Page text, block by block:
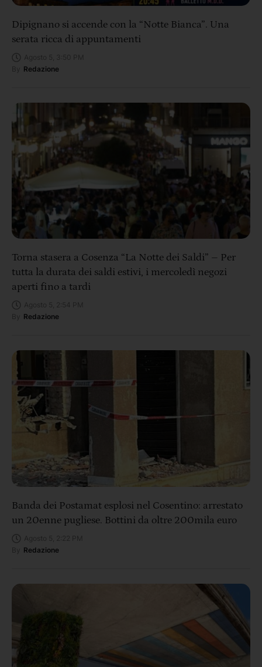
Dipignano si accende con la “Notte Bianca”. Una
serata ricca di appuntamenti
Redazione
Torna stasera a Cosenza “La Notte dei Saldi” – Per
tutta la durata dei saldi estivi, i mercoledì negozi
aperti fino a tardi
Redazione
Banda dei Postamat esplosi nel Cosentino: arrestato
un 20enne pugliese. Bottini da oltre 200mila euro
Redazione